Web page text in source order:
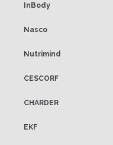
InBody
Nasco
Nutrimind
CESCORF
CHARDER
EKF